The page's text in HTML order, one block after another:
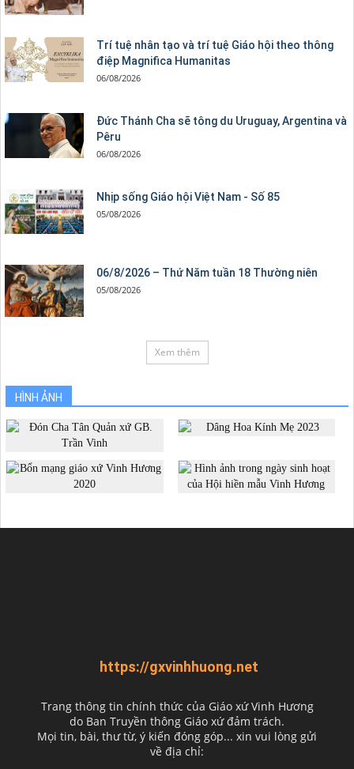
Trí tuệ nhân tạo và trí tuệ Giáo hội theo thông
điệp Magnifica Humanitas
06/08/2026
Đức Thánh Cha sẽ tông du Uruguay, Argentina và
Pêru
06/08/2026
Nhịp sống Giáo hội Việt Nam - Số 85
05/08/2026
06/8/2026 – Thứ Năm tuần 18 Thường niên
05/08/2026
Xem thêm
HÌNH ẢNH
https://gxvinhhuong.net
Trang thông tin chính thức của Giáo xứ Vinh Hương
do Ban Truyền thông Giáo xứ đảm trách.
Mọi tin, bài, thư từ, ý kiến đóng góp... xin vui lòng gửi
về địa chỉ: